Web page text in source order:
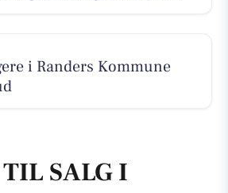
i Randers Kommune
SALG I